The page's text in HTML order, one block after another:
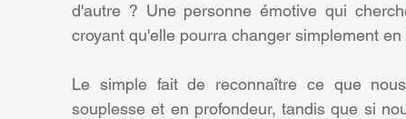
d'autre ? Une personne émotive qui
croyant qu'elle pourra changer simplement
Le simple fait de reconnaître ce que
souplesse et en profondeur, tandis que si